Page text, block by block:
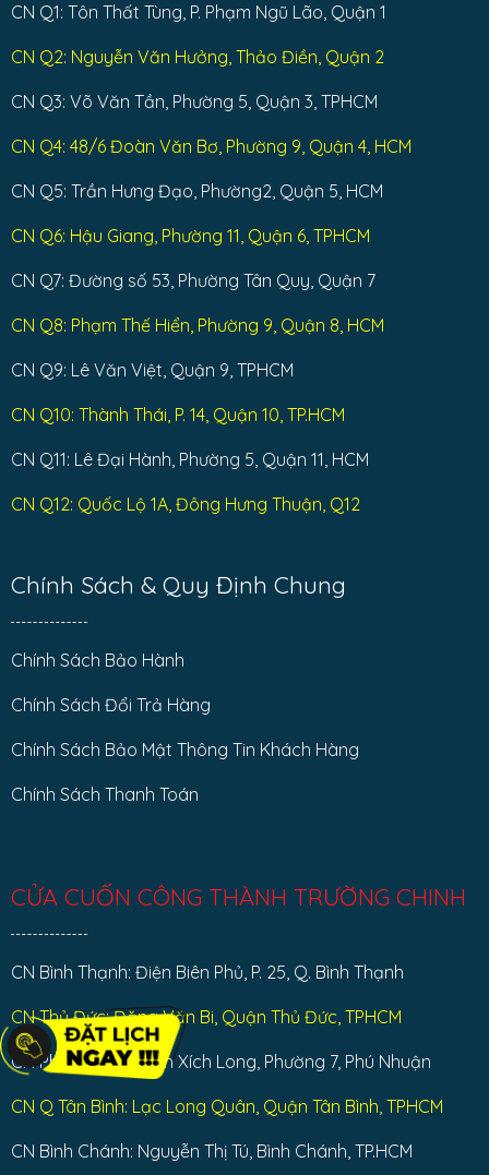
CN Q1: Tôn Thất Tùng, P. Phạm Ngũ Lão, Quận 1
CN Q2: Nguyễn Văn Hưởng, Thảo Điền, Quận 2
CN Q3: Võ Văn Tần, Phường 5, Quận 3, TPHCM
CN Q4: 48/6 Đoàn Văn Bơ, Phường 9, Quận 4, HCM
CN Q5: Trần Hưng Đạo, Phường2, Quận 5, HCM
CN Q6: Hậu Giang, Phường 11, Quận 6, TPHCM
CN Q7: Đường số 53, Phường Tân Quy, Quận 7
CN Q8: Phạm Thế Hiển, Phường 9, Quận 8, HCM
CN Q9: Lê Văn Việt, Quận 9, TPHCM
CN Q10: Thành Thái, P. 14, Quận 10, TP.HCM
CN Q11: Lê Đại Hành, Phường 5, Quận 11, HCM
CN Q12: Quốc Lộ 1A, Đông Hưng Thuận, Q12
Chính Sách & Quy Định Chung
Chính Sách Bảo Hành
Chính Sách Đổi Trả Hàng
Chính Sách Bảo Mật Thông Tin Khách Hàng
Chính Sách Thanh Toán
CỬA CUỐN CÔNG THÀNH TRƯỜNG CHINH
CN Bình Thạnh: Điện Biên Phủ, P. 25, Q. Bình Thạnh
CN Thủ Đức: Đặng Văn Bi, Quận Thủ Đức, TPHCM
CN Phú Nhuận: Phan Xích Long, Phường 7, Phú Nhuận
CN Q Tân Bình: Lạc Long Quân, Quận Tân Bình, TPHCM
CN Bình Chánh: Nguyễn Thị Tú, Bình Chánh, TP.HCM